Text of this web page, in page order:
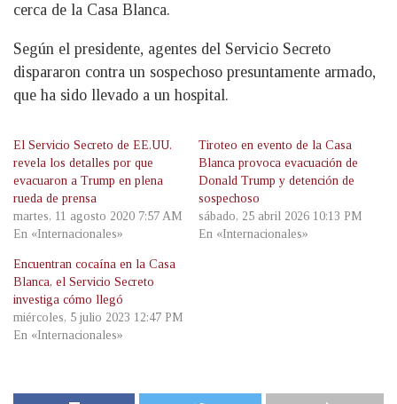
cerca de la Casa Blanca.
Según el presidente, agentes del Servicio Secreto
dispararon contra un sospechoso presuntamente armado,
que ha sido llevado a un hospital.
El Servicio Secreto de EE.UU.
revela los detalles por que
evacuaron a Trump en plena
rueda de prensa
martes, 11 agosto 2020 7:57 AM
En «Internacionales»
Tiroteo en evento de la Casa
Blanca provoca evacuación de
Donald Trump y detención de
sospechoso
sábado, 25 abril 2026 10:13 PM
En «Internacionales»
Encuentran cocaína en la Casa
Blanca, el Servicio Secreto
investiga cómo llegó
miércoles, 5 julio 2023 12:47 PM
En «Internacionales»